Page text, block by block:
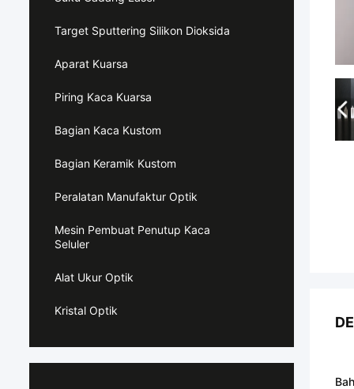
Target Sputtering Silikon Dioksida
Aparat Kuarsa
Piring Kaca Kuarsa
Bagian Kaca Kustom
Bagian Keramik Kustom
Peralatan Manufaktur Optik
Mesin Pembuat Penutup Kaca
Seluler
Alat Ukur Optik
Kristal Optik